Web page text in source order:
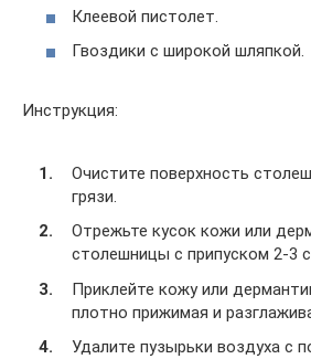
Клеевой пистолет.
Гвоздики с широкой шляпкой.
Инструкция:
Очистите поверхность
грязи.
Отрежьте кусок кожи или
столешницы с припуском 2-3
Приклейте кожу или
плотно прижимая и
Удалите пузырьки воздуха с